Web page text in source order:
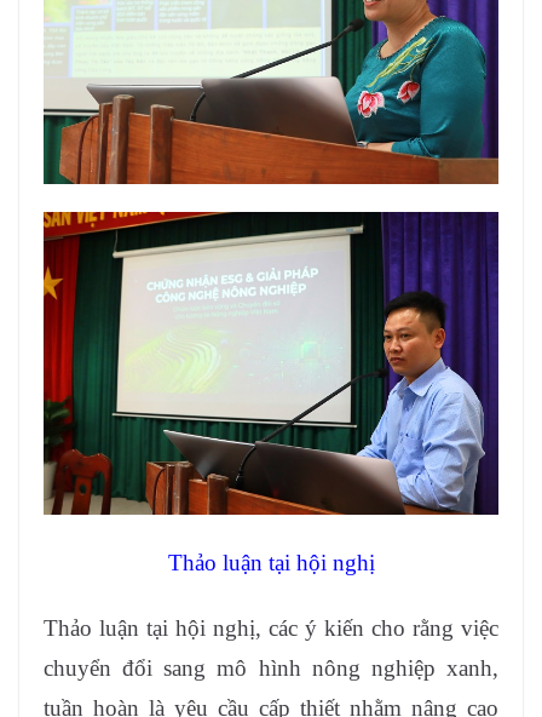
Thảo luận tại hội nghị
Thảo luận tại hội nghị, các ý kiến cho rằng việc
chuyển đổi sang mô hình nông nghiệp xanh,
tuần hoàn là yêu cầu cấp thiết nhằm nâng cao